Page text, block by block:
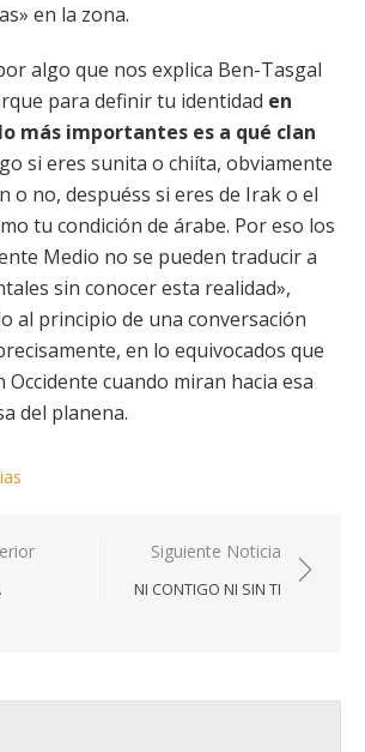
en la zona.
algo que nos explica Ben-Tasgal
para definir tu identidad en
más importantes es a qué clan
si eres sunita o chiíta, obviamente
o no, despuéss si eres de Irak o el
tu condición de árabe. Por eso los
Medio no se pueden traducir a
sin conocer esta realidad»,
al principio de una conversación
en lo equivocados que
Occidente cuando miran hacia esa
del planena.
Siguiente Noticia
NI CONTIGO NI SIN TI